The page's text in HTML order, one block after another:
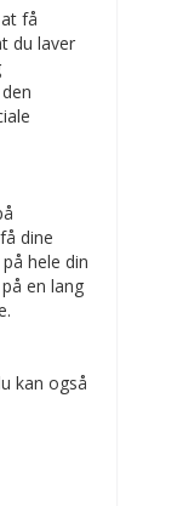
få
du laver
dine
hele din
en lang
kan også